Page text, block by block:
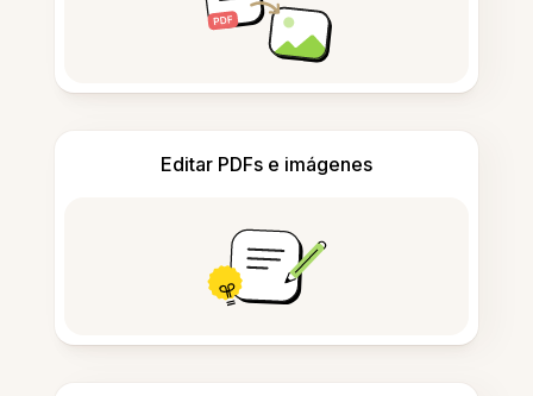
Editar PDFs e imágenes